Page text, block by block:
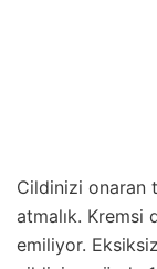
Cildinizi onaran
atmalık. Kremsi
emiliyor.